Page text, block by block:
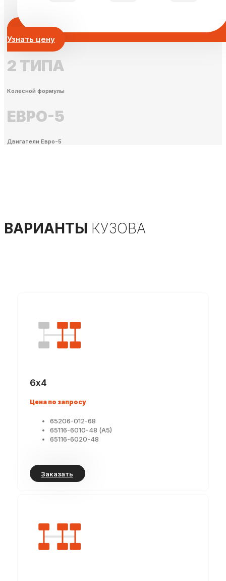
Узнать цену
2 ТИПА
Колесной формулы
ЕВРО-5
Двигатели Евро-5
ВАРИАНТЫ КУЗОВА
6х4
Цена по запросу
65206-012-68
65116-6010-48 (А5)
65116-6020-48
Заказать